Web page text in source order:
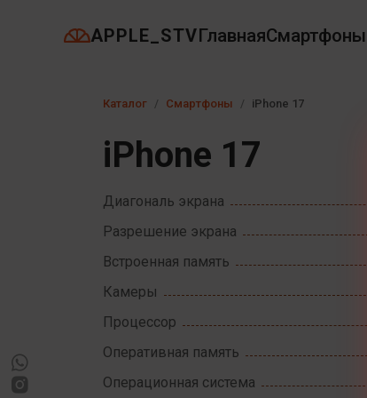
APPLE_STVГлавнаяСмартфоны
Каталог Смартфоны iPhone 17
iPhone 17
Диагональ экрана
Разрешение экрана
Встроенная память
Камеры
Процессор
Оперативная память
Операционная система